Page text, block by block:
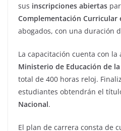
sus inscripciones abiertas
Complementación Curricular
abogados, con una duración
La capacitación cuenta con
Ministerio de Educación de
total de 400 horas reloj.
estudiantes obtendrán el
Nacional.
El plan de carrera consta de